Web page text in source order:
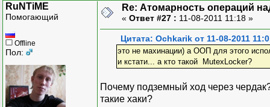
RuNTiME
Помогающий
Offline
Пол:
Re: Атомарность операций
« Ответ #27 : 11-08-2011 11:18 »
Цитата: Ochkarik от 11-08-2011
это не махинации) а ООП для этого
и кстати... а кто такой MutexLocker?
Почему подземный ход через
такие хаки?